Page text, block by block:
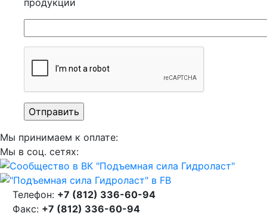
продукции
Мы принимаем к оплате:
Мы в соц. сетях:
Телефон: +7 (812) 336-60-94
Факс: +7 (812) 336-60-94